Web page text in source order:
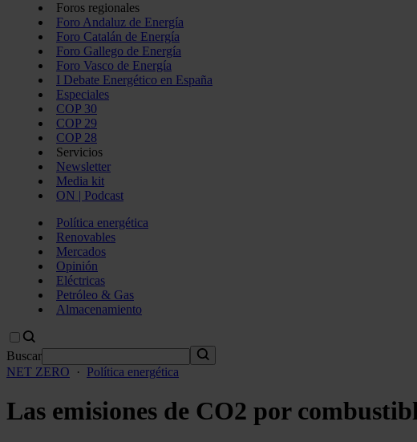
Foros regionales
Foro Andaluz de Energía
Foro Catalán de Energía
Foro Gallego de Energía
Foro Vasco de Energía
I Debate Energético en España
Especiales
COP 30
COP 29
COP 28
Servicios
Newsletter
Media kit
ON | Podcast
Política energética
Renovables
Mercados
Opinión
Eléctricas
Petróleo & Gas
Almacenamiento
Buscar
NET ZERO
· Política energética
Las emisiones de CO2 por